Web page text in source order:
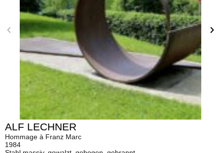
ALF LECHNER
Hommage à Franz Marc
1984